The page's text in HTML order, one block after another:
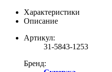
Характеристики
Описание
Артикул:
31-5843-1253
Бренд: